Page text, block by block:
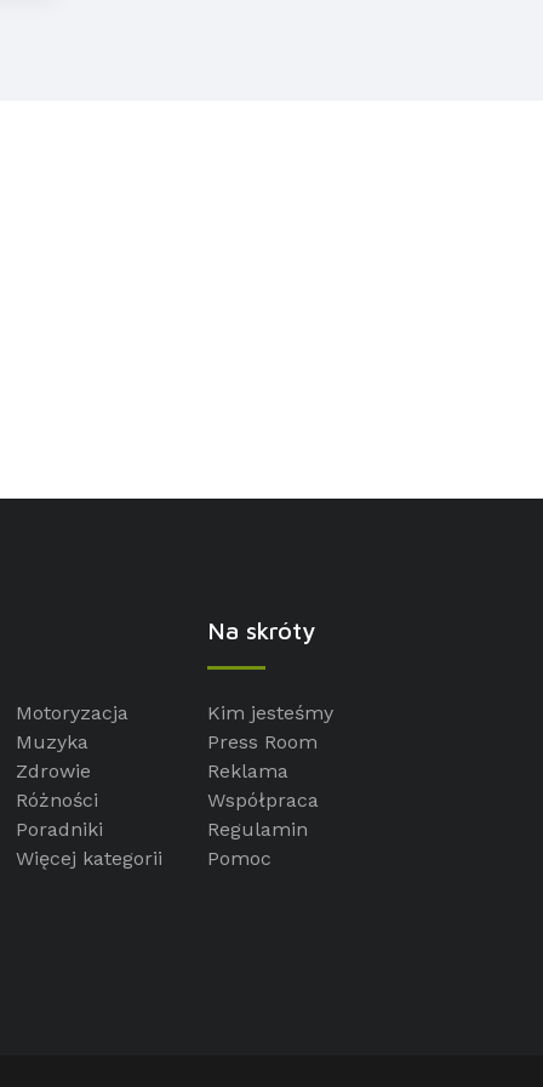
Motoryzacja
Muzyka
Zdrowie
Różności
Poradniki
Więcej kategorii
Na skróty
Kim jesteśmy
Press Room
Reklama
Współpraca
Regulamin
Pomoc